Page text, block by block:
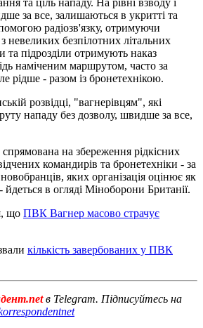
за все, залишаються в укритті та
радіозв'язку, отримуючи
невеликих безпілотних літальних
та підрозділи отримують наказ
наміченим маршрутом, часто за
рідше - разом із бронетехнікою.
розвідці, "вагнерівцям", які
нападу без дозволу, швидше за все,
на збереження рідкісних
командирів та бронетехніки - за
яких організація оцінює як
в огляді Міноборони Британії.
що ПВК Вагнер масово страчує
кількість завербованих у ПВК
в Telegram. Підписуйтесь на